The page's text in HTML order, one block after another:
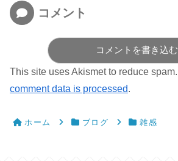
コメント
コメントを書き込む
This site uses Akismet to reduce spam.
comment data is processed.
ホーム ブログ 雑感